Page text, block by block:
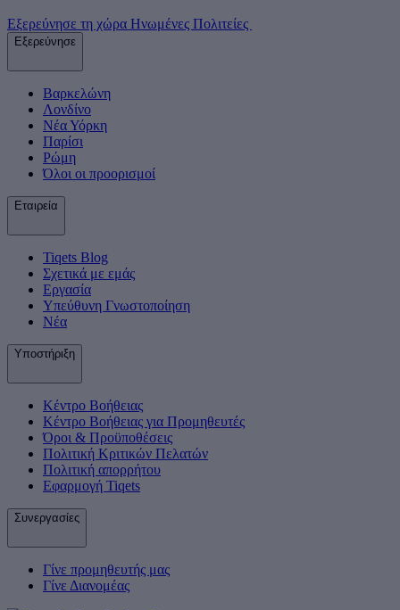
Εξερεύνησε τη χώρα Ηνωμένες Πολιτείες
Εξερεύνησε
Βαρκελώνη
Λονδίνο
Νέα Υόρκη
Παρίσι
Ρώμη
Όλοι οι προορισμοί
Εταιρεία
Tiqets Βlog
Σχετικά με εμάς
Εργασία
Υπεύθυνη Γνωστοποίηση
Νέα
Υποστήριξη
Κέντρο Βοήθειας
Κέντρο Βοήθειας για Προμηθευτές
Όροι & Προϋποθέσεις
Πολιτική Κριτικών Πελατών
Πολιτική απορρήτου
Εφαρμογή Tiqets
Συνεργασίες
Γίνε προμηθευτής μας
Γίνε Διανομέας